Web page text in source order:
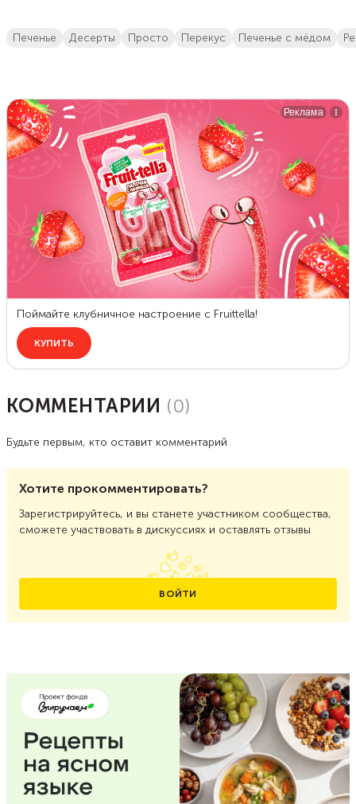
печенье десерты просто перекус печенье с мёдом
КОММЕНТАРИИ (0)
Будьте первым, кто оставит комментарий
Хотите прокомментировать?
Зарегистрируйтесь, и вы станете участником сообщества,
сможете участвовать в дискуссиях и оставлять отзывы
ВОЙТИ